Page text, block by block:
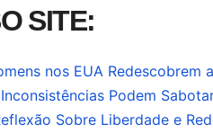
SITE:
nos EUA Redescobrem
Podem
Sobre Liberdade e